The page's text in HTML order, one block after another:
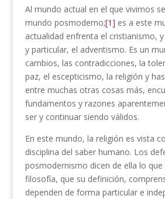
Al mundo actual en el que vivimos
mundo posmoderno;[1] es a este
actualidad enfrenta el cristianismo,
y particular, el adventismo. Es un
cambios, las contradicciones, la
paz, el escepticismo, la religión y
entre muchas otras cosas más,
fundamentos y razones
ser y continuar siendo válidos.
En este mundo, la religión es vista
disciplina del saber humano. Los
posmodernismo dicen de ella lo que
filosofía, que su definición,
dependen de forma particular e